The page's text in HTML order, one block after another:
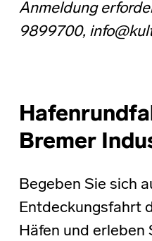
Anmeldung
9899700,
Bremer
Begeben Sie sich
Entdeckungsfahrt
Häfen und erleben